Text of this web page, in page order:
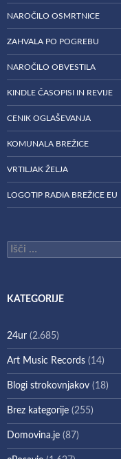
NAROČILO OSMRTNICE
ZAHVALA PO POGREBU
NAROČILO OBVESTILA
KINDLE ČASOPISI IN REVIJE
CENIK OGLAŠEVANJA
KOMUNALA BREŽICE
VRTILJAK ŽELJA
LOGOTIP RADIA BREŽICE EU
Išči:
KATEGORIJE
24ur (2.685)
Art Music Records (14)
Blogi strokovnjakov (18)
Brez kategorije (255)
Domovina.je (87)